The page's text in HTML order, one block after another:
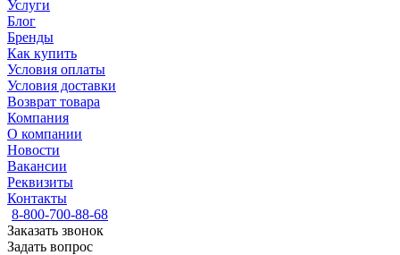
Услуги
Блог
Бренды
Как купить
Условия оплаты
Условия доставки
Возврат товара
Компания
О компании
Новости
Вакансии
Реквизиты
Контакты
8-800-700-88-68
Заказать звонок
Задать вопрос